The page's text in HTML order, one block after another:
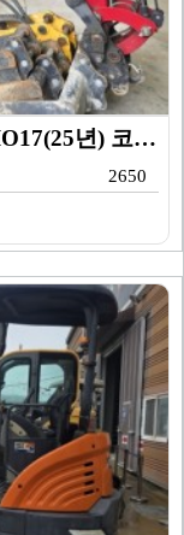
년) 코…
2650